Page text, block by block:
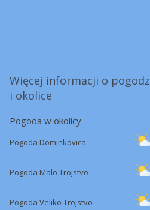
Więcej informacji o
i okolice
Pogoda w okolicy
Pogoda Dominkovica
Pogoda Malo Trojstvo
Pogoda Veliko Trojstvo